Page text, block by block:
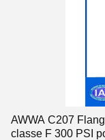
AWWA C207
classe F 300 PSI